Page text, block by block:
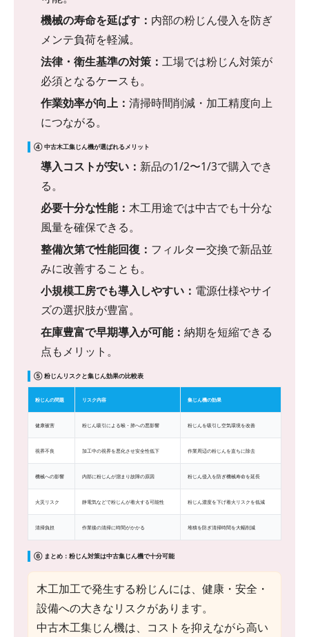
機械の寿命を延ばす： 内部の粉じん侵入を防ぎ
メンテ負荷を軽減。
法律・衛生基準の対策： 工場では粉じん対策が
必須となるケースも。
作業効率が向上： 清掃時間削減・加工精度向上
につながる。
④ 中古木工集じん機が選ばれるメリット
導入コストが安い： 新品の1/2〜1/3で購入でき
る。
必要十分な性能： 木工用途では中古でも十分な
風量を確保できる。
整備次第で性能回復： フィルター交換で新品並
みに改善することも。
小規模工房でも導入しやすい： 電源仕様やサイ
ズの選択肢が豊富。
在庫豊富で早期導入が可能： 納期を短縮できる
点もメリット。
⑤ 粉じんリスクと集じん効果の比較表
粉じんの問題 リスク内容 集じん機の効果
健康被害 粉じん吸引による喉・肺への悪影響 粉じんを吸引し空気環境を改善
視界不良 加工中の視界を悪化させ安全性低下 作業周辺の粉じんを直ちに除去
機械への影響 内部に粉じんが溜まり故障の原因 粉じん侵入を防ぎ機械寿命を延長
火災リスク 静電気などで粉じんが着火する可能性 粉じん濃度を下げ着火リスクを低減
清掃負担 作業後の清掃に時間がかかる 堆積を防ぎ清掃時間を大幅削減
⑥ まとめ：粉じん対策は中古集じん機で十分可能
木工加工で発生する粉じんには、健康・安全・
設備への大きなリスクがあります。
中古木工集じん機は、コストを抑えながら高い